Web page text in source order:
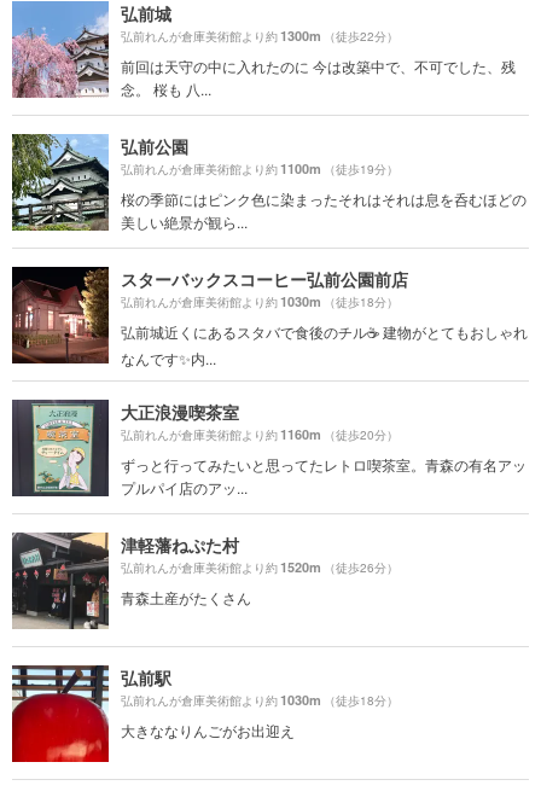
弘前城
弘前れんが倉庫美術館より約1300m （徒歩22分）
前回は天守の中に入れたのに 今は改築中で、不可でした、残
念。 桜も 八...
弘前公園
弘前れんが倉庫美術館より約1100m （徒歩19分）
桜の季節にはピンク色に染まったそれはそれは息を呑むほどの
美しい絶景が観ら...
スターバックスコーヒー弘前公園前店
弘前れんが倉庫美術館より約1030m （徒歩18分）
弘前城近くにあるスタバで食後のチル☕️ 建物がとてもおしゃれ
なんです✨内...
大正浪漫喫茶室
弘前れんが倉庫美術館より約1160m （徒歩20分）
ずっと行ってみたいと思ってたレトロ喫茶室。青森の有名アッ
プルパイ店のアッ...
津軽藩ねぷた村
弘前れんが倉庫美術館より約1520m （徒歩26分）
青森土産がたくさん
弘前駅
弘前れんが倉庫美術館より約1030m （徒歩18分）
大きななりんごがお出迎え